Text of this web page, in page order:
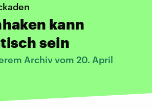
kann
sein
Archiv vom 20. April